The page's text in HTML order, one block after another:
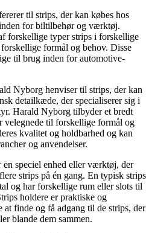
til strips, der kan købes hos
for biltilbehør og værktøj.
forskellige typer strips i forskellige
formål og behov. Disse
til brug inden for automotive-
Nyborg henviser til strips, der kan
detailkæde, der specialiserer sig i
Harald Nyborg tilbyder et bredt
velegnede til forskellige formål og
kvalitet og holdbarhed og kan
og anvendelser.
speciel enhed eller værktøj, der
strips på én gang. En typisk strips
og har forskellige rum eller slots til
holdere er praktiske og
at finde og få adgang til de strips, der
blande dem sammen.